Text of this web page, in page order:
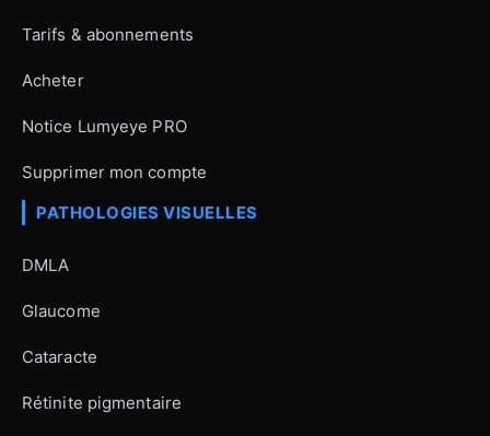
Tarifs & abonnements
Acheter
Notice Lumyeye PRO
Supprimer mon compte
PATHOLOGIES VISUELLES
DMLA
Glaucome
Cataracte
Rétinite pigmentaire